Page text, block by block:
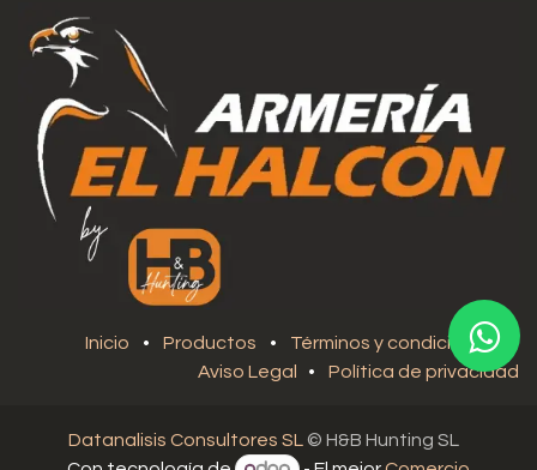
Inicio • Productos • Términos y condiciones
•
Aviso Legal
• Política de privacidad
Datanalisis Consultores SL © H&B Hunting SL